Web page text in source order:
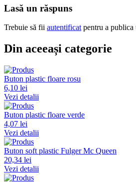
Lasă un răspuns
Trebuie să fii autentificat pentru a publica
Din aceeași categorie
Buton plastic floare rosu
6,10 lei
Vezi detalii
Buton plastic floare verde
4,07 lei
Vezi detalii
Buton soft plastic Fulger Mc Queen
20,34 lei
Vezi detalii